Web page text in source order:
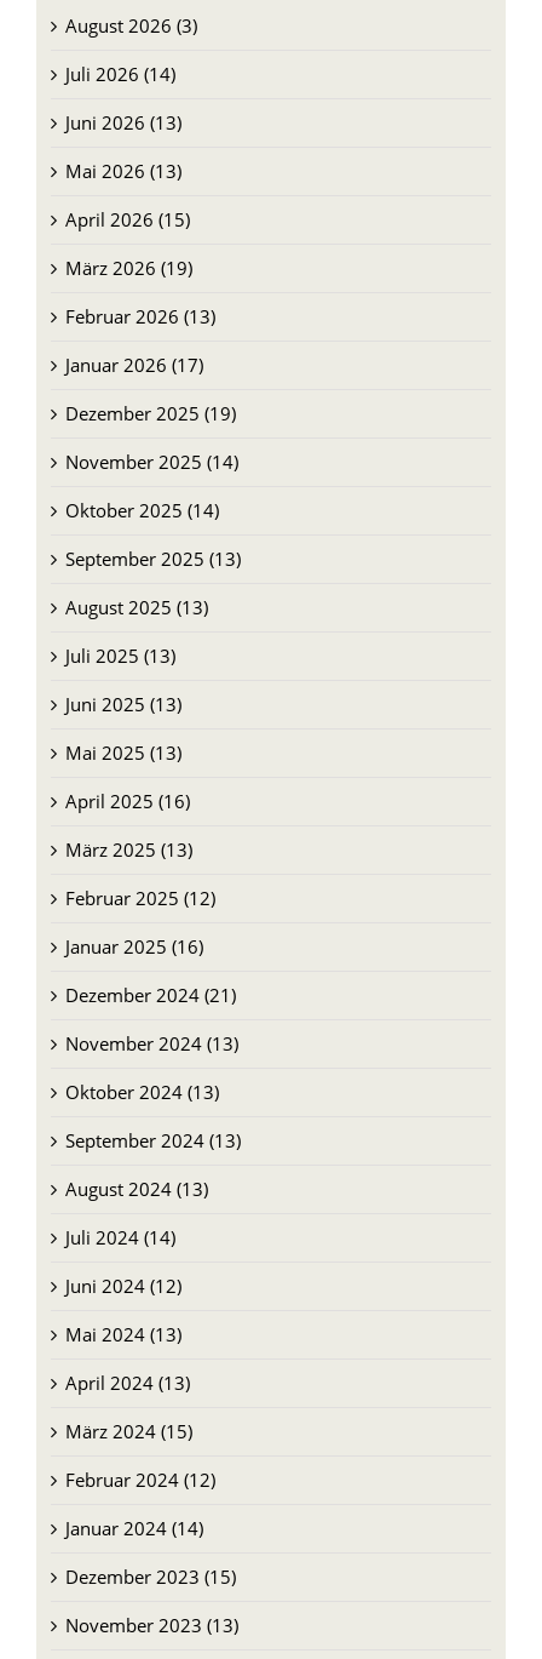
August 2026 (3)
Juli 2026 (14)
Juni 2026 (13)
Mai 2026 (13)
April 2026 (15)
März 2026 (19)
Februar 2026 (13)
Januar 2026 (17)
Dezember 2025 (19)
November 2025 (14)
Oktober 2025 (14)
September 2025 (13)
August 2025 (13)
Juli 2025 (13)
Juni 2025 (13)
Mai 2025 (13)
April 2025 (16)
März 2025 (13)
Februar 2025 (12)
Januar 2025 (16)
Dezember 2024 (21)
November 2024 (13)
Oktober 2024 (13)
September 2024 (13)
August 2024 (13)
Juli 2024 (14)
Juni 2024 (12)
Mai 2024 (13)
April 2024 (13)
März 2024 (15)
Februar 2024 (12)
Januar 2024 (14)
Dezember 2023 (15)
November 2023 (13)